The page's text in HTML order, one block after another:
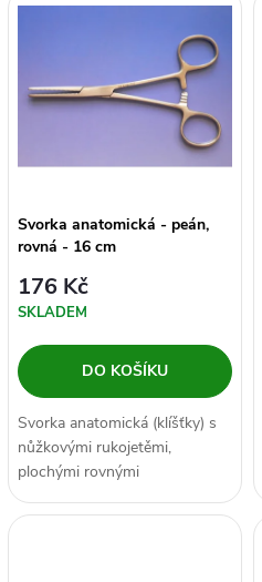
t
ů
k
t
Svorka anatomická - peán,
rovná - 16 cm
176 Kč
SKLADEM
DO KOŠÍKU
Svorka anatomická (klíšťky) s
nůžkovými rukojetěmi,
plochými rovnými
čelistmi opatřenými vroubky a
se samozavíracím...